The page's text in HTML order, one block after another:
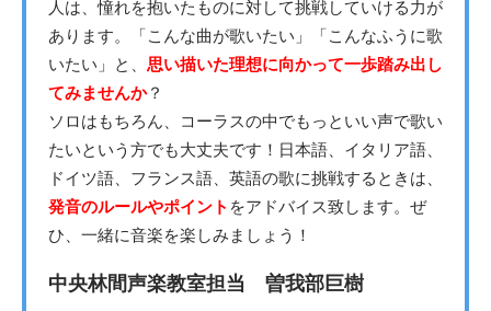
人は、憧れを抱いたものに対して挑戦していける力が
あります。「こんな曲が歌いたい」「こんなふうに歌
いたい」と、 思い描いた理想に向かって一歩踏み出し
てみませんか？
ソロはもちろん、コーラスの中でもっといい声で歌い
たいという方でも大丈夫です！日本語、イタリア語、
ドイツ語、フランス語、英語の歌に挑戦するときは、
発音のルールやポイント をアドバイス致します。ぜ
ひ、一緒に音楽を楽しみましょう！
中央林間声楽教室担当 曽我部巨樹